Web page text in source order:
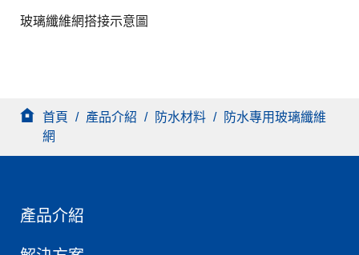
玻璃纖維網搭接示意圖
首頁 / 產品介紹 / 防水材料 /
防水專用玻璃纖維
網
產品介紹